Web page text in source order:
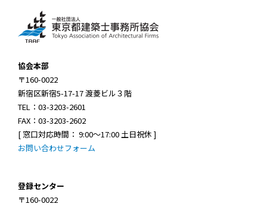
協会本部
〒160-0022
新宿区新宿5-17-17 渡菱ビル３階
TEL：03-3203-2601
FAX：03-3203-2602
[ 窓口対応時間： 9:00～17:00 土日祝休 ]
お問い合わせフォーム
登録センター
〒160-0022